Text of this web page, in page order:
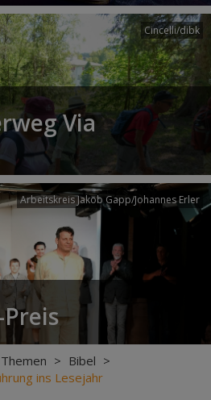
Cincelli/dibk
Via
Arbeitskreis Jakob Gapp/Johannes Erler
Preis
Themen > Bibel >
ins Lesejahr